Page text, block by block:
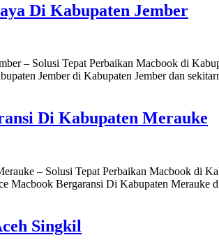
Di Kabupaten Jember
– Solusi Tepat Perbaikan Macbook di
Jember di Kabupaten Jember dan
Di Kabupaten Merauke
– Solusi Tepat Perbaikan Macbook di
Macbook Bergaransi Di Kabupaten
Singkil